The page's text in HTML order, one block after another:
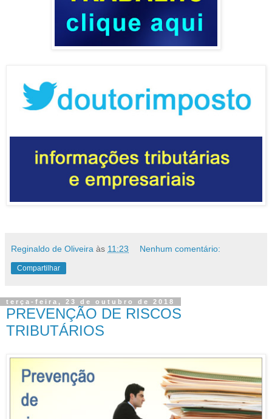
Reginaldo de Oliveira às 11:23 Nenhum comentário:
Compartilhar
terça-feira, 23 de outubro de 2018
PREVENÇÃO DE RISCOS
TRIBUTÁRIOS